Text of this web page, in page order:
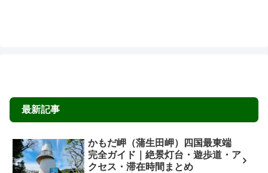
最新記事
かもだ岬（蒲生田岬）四国最東端
完全ガイド｜絶景灯台・遊歩道・ア
クセス・滞在時間まとめ